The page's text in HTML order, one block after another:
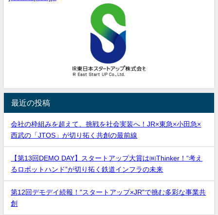
最近の投稿
会社の枠組みを超えて、挑戦を社会実装へ！JR×東急×小田急×
西武の「JTOS」が切り拓く共創の最前線
【第13回DEMO DAY】スタートアップ大賞は㈱Thinker！“考え
るロボットハンド”が切り拓く鉄道インフラの未来
第12回デモデイ続報！"スタートアップ×JR"で挑む多彩な事業共
創